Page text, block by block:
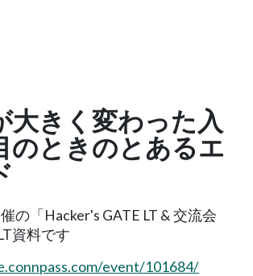
大きく変わった入
のときのとあるエ
の「Hacker's GATE LT & 交流会
資料です
event/101684/